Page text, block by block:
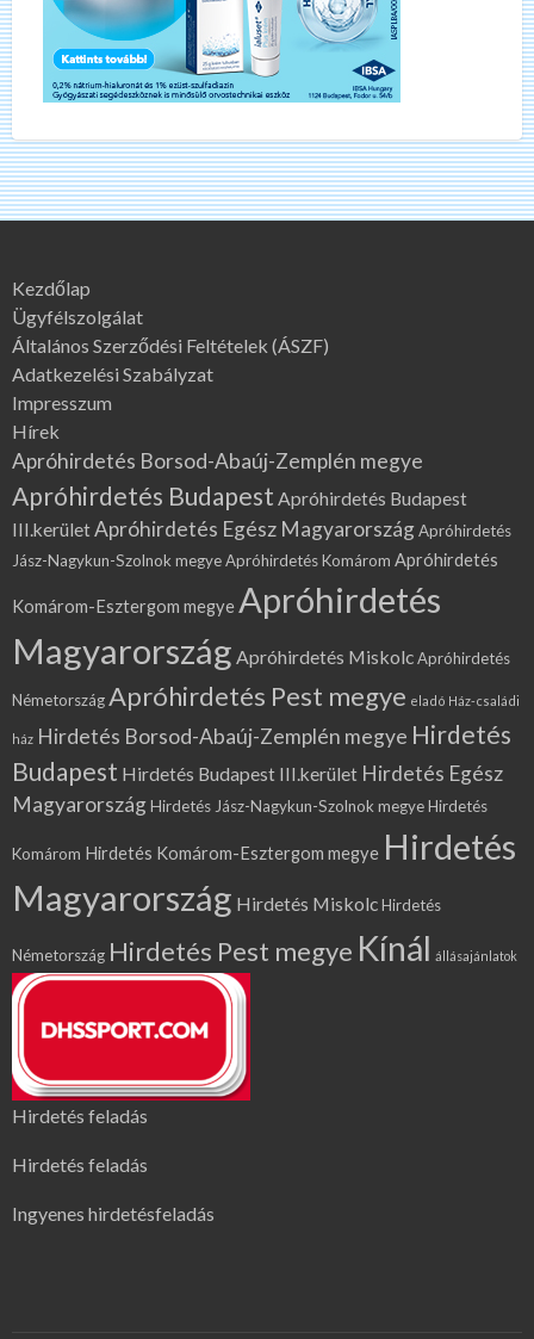
Kezdőlap
Ügyfélszolgálat
Általános Szerződési Feltételek (ÁSZF)
Adatkezelési Szabályzat
Impresszum
Hírek
Apróhirdetés Borsod-Abaúj-Zemplén megye
Apróhirdetés Budapest Apróhirdetés Budapest
III.kerületApróhirdetés Egész MagyarországApróhirdetés
Jász-Nagykun-Szolnok megyeApróhirdetés Komárom Apróhirdetés
Komárom-Esztergom megyeApróhirdetés
Magyarország Apróhirdetés MiskolcApróhirdetés
NémetországApróhirdetés Pest megye eladó Ház-családi
ház Hirdetés Borsod-Abaúj-Zemplén megye Hirdetés
Budapest Hirdetés Budapest III.kerület Hirdetés Egész
MagyarországHirdetés Jász-Nagykun-Szolnok megyeHirdetés
Komárom Hirdetés Komárom-Esztergom megye Hirdetés
Magyarország Hirdetés MiskolcHirdetés
Németország Hirdetés Pest megye Kínál állásajánlatok
Hirdetés feladás
Hirdetés feladás
Ingyenes hirdetésfeladás